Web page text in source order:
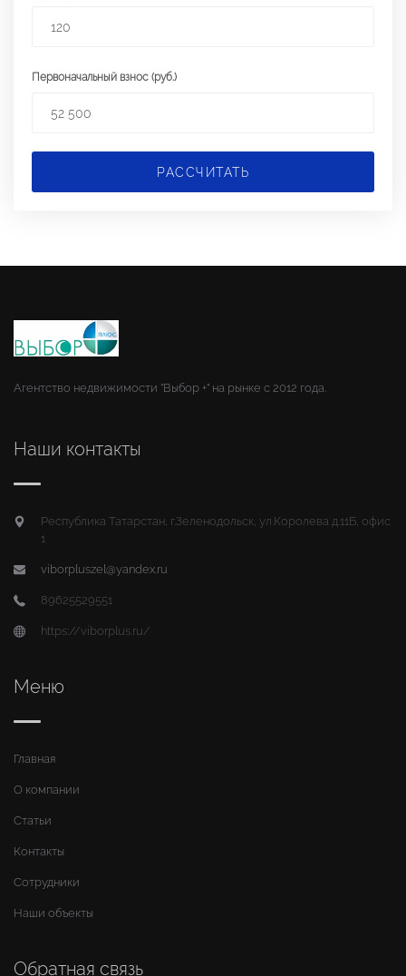
Первоначальный взнос (руб.)
РАССЧИТАТЬ
Агентство недвижимости "Выбор +" на рынке с 2012 года.
Наши контакты
Республика Татарстан, г.Зеленодольск, ул.Королева д.11Б, офис
1
viborpluszel@yandex.ru
89625529551
https://viborplus.ru/
Меню
Главная
О компании
Статьи
Контакты
Сотрудники
Наши объекты
Обратная связь